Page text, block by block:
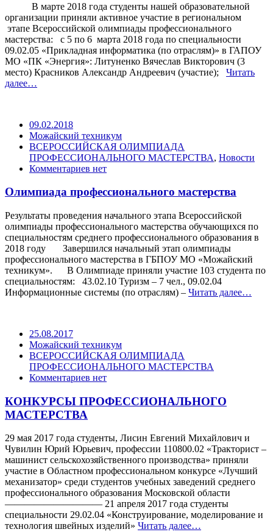
В марте 2018 года студенты нашей образовательной
организации приняли активное участие в региональном
этапе Всероссийской олимпиады профессионального
мастерства: с 5 по 6 марта 2018 года по специальности
09.02.05 «Прикладная информатика (по отраслям)» в ГАПОУ
МО «ПК «Энергия»: Литуненко Вячеслав Викторович (3
место) Красников Александр Андреевич (участие); Читать
далее…
09.02.2018
Можайский техникум
ВСЕРОССИЙСКАЯ ОЛИМПИАДА
ПРОФЕССИОНАЛЬНОГО МАСТЕРСТВА, Новости
Комментариев нет
Олимпиада профессионального мастерства
Результаты проведения начального этапа Всероссийской
олимпиады профессионального мастерства обучающихся по
специальностям среднего профессионального образования в
2018 году Завершился начальный этап олимпиады
профессионального мастерства в ГБПОУ МО «Можайский
техникум». В Олимпиаде приняли участие 103 студента по
специальностям: 43.02.10 Туризм – 7 чел., 09.02.04
Информационные системы (по отраслям) – Читать далее…
25.08.2017
Можайский техникум
ВСЕРОССИЙСКАЯ ОЛИМПИАДА
ПРОФЕССИОНАЛЬНОГО МАСТЕРСТВА
Комментариев нет
КОНКУРСЫ ПРОФЕССИОНАЛЬНОГО
МАСТЕРСТВА
29 мая 2017 года студенты, Лисин Евгений Михайлович и
Чувилин Юрий Юрьевич, профессии 110800.02 «Тракторист –
машинист сельскохозяйственного производства» приняли
участие в Областном профессиональном конкурсе «Лучший
механизатор» среди студентов учебных заведений среднего
профессионального образования Московской области
—————————— 21 апреля 2017 года студенты
специальности 29.02.04 «Конструирование, моделирование и
технология швейных изделий» Читать далее…